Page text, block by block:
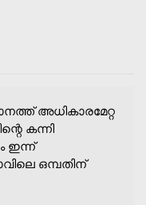
അധികാരമേറ്റ
കന്നി
ഇന്ന്
ഒമ്പതിന്